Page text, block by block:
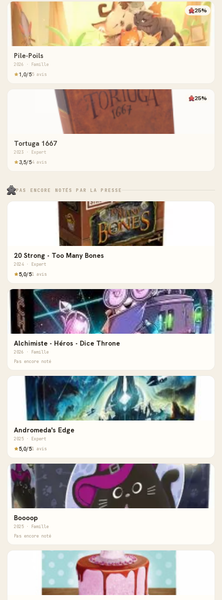
25%
Pile-Poils
2026 · Famille
1,0/55 avis
25%
Tortuga 1667
2023 · Expert
3,5/54 avis
PAS ENCORE NOTÉS PAR LA PRESSE
20 Strong - Too Many Bones
2024 · Expert
5,0/51 avis
Alchimiste - Héros - Dice Throne
2026 · Famille
Pas encore noté
Andromeda's Edge
2025 · Expert
5,0/51 avis
Boooop
2025 · Famille
Pas encore noté